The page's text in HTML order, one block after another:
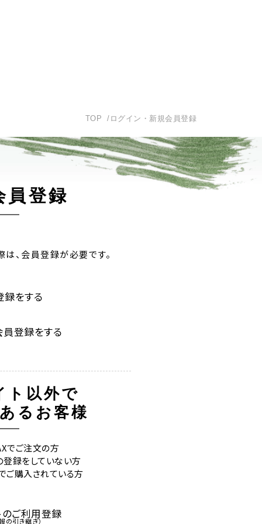
TOP ログイン・新規会員登録
員登録
、 会員登録が必要です。
録をする
員登録をする
ト以外で
るお客様
でご注文の方
登録をしていない方
ご購入されている方
のご利用登録
の引き継ぎ）